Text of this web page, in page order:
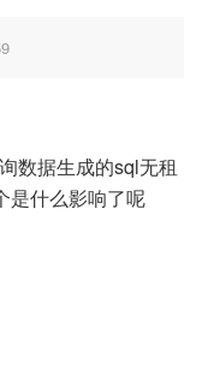
数据生成的sql无租
是什么影响了呢